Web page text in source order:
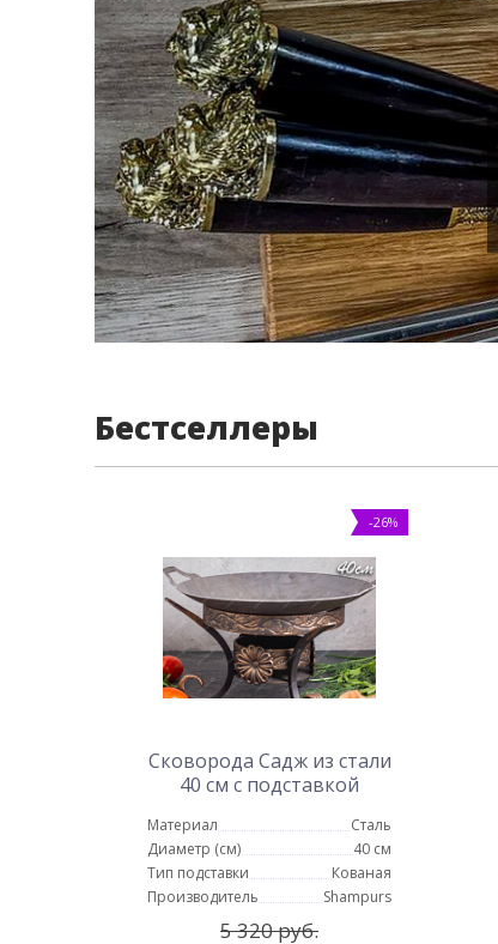
Бестселлеры
-26%
Сковорода Садж из стали
40 см с подставкой
Материал
Сталь
Диаметр (см)
40 см
Тип подставки
Кованая
Производитель
Shampurs
5 320 руб.